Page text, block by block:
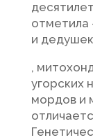
отметила
и
,
угорских
мордов и